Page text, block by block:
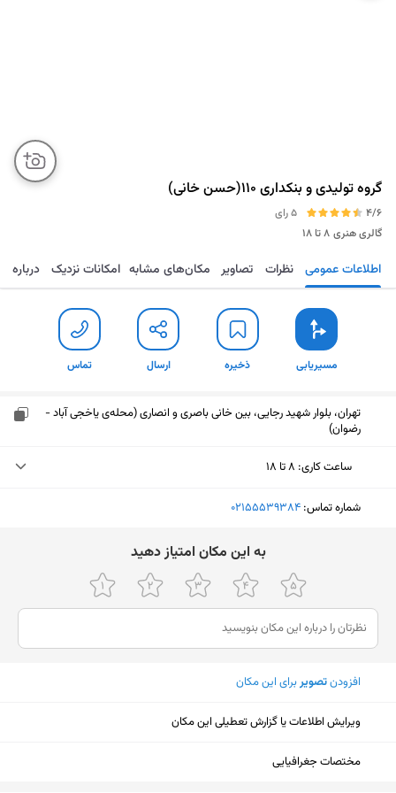
گروه تولیدی و بنکداری 110(حسن خانی)
4/6
5 رای
گالری هنری ۸ تا ۱۸
مسیریابی ذخیره ارسال تماس اطلاعات عمومی نظرات تصاویر مکان‌های مشابه امکانات نزدیک درباره
مسیریابی ذخیره ارسال تماس
تهران، بلوار شهید رجایی، بین خانی باصری و انصاری (محله‌ی یاخجی آباد -
رضوان)
ساعت کاری: ۸ تا ۱۸
دوشنبه (امروز)
پنجشنبه
۸ تا ۱۴
جمعه
تعطیل
شنبه
یکشنبه
شماره تماس: ‎02155539384
ﺑﻪ اﯾﻦ ﻣﮑﺎن اﻣﺘﯿﺎز دﻫﯿﺪ
افزودنتصویربرای این مکان
ویرایش اطلاعات یا گزارش تعطیلی این مکان
مختصات جغرافیایی